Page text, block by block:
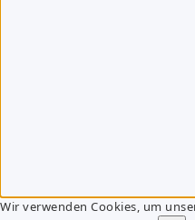
Wir verwenden Cookies, um